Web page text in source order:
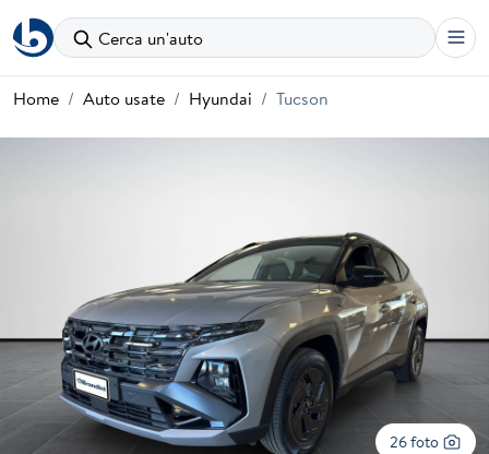
Cerca un'auto
Home Auto usate Hyundai Tucson
26 foto